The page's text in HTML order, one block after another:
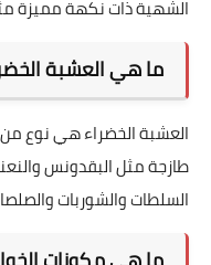
الشهية ذات نكهة مميزة
ما هي العشبة
العشبة الخضراء هي نوع
طازجة مثل البقدونس
السلطات والشوربات